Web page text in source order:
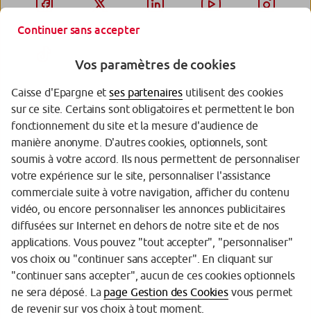
Garantie des Dépôts
Protection des données personnelles
Politique cookies
Sécurité
Tarifs
Mentions légales
Réglementation
Accessibilité (partiellement conforme)
Continuer sans accepter
Vos paramètres de cookies
Caisse d'Epargne etses partenaires utilisent des cookies
sur ce site. Certains sont obligatoires et permettent le bon
fonctionnement du site et la mesure d'audience de
manière anonyme. D'autres cookies, optionnels, sont
soumis à votre accord. Ils nous permettent de personnaliser
votre expérience sur le site, personnaliser l'assistance
commerciale suite à votre navigation, afficher du contenu
vidéo, ou encore personnaliser les annonces publicitaires
diffusées sur Internet en dehors de notre site et de nos
applications. Vous pouvez "tout accepter", "personnaliser"
vos choix ou "continuer sans accepter". En cliquant sur
"continuer sans accepter", aucun de ces cookies optionnels
ne sera déposé. La page Gestion des Cookiesvous permet
de revenir sur vos choix à tout moment.